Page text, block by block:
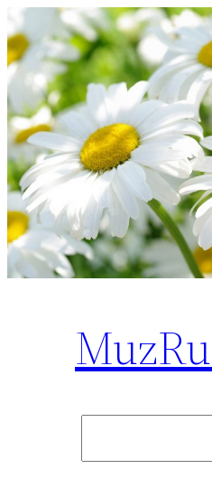
Перейти
к
содержимому